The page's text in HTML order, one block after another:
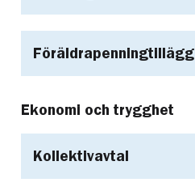
Föräldrapenningtillägg
Ekonomi och trygghet
Kollektivavtal